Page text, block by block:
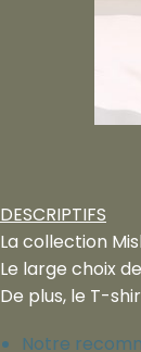
DESCRIPTIFS
La collection
Le large choix
De plus, le T-
Notre